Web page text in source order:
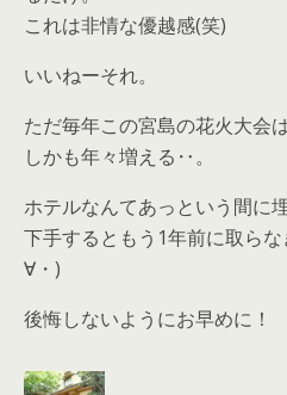
これは非情な優越感(笑)
いいねーそれ。
ただ毎年この宮島の花火大会
しかも年々増える‥。
ホテルなんてあっという間に
下手するともう1年前に取らな
∀・)
後悔しないようにお早めに！